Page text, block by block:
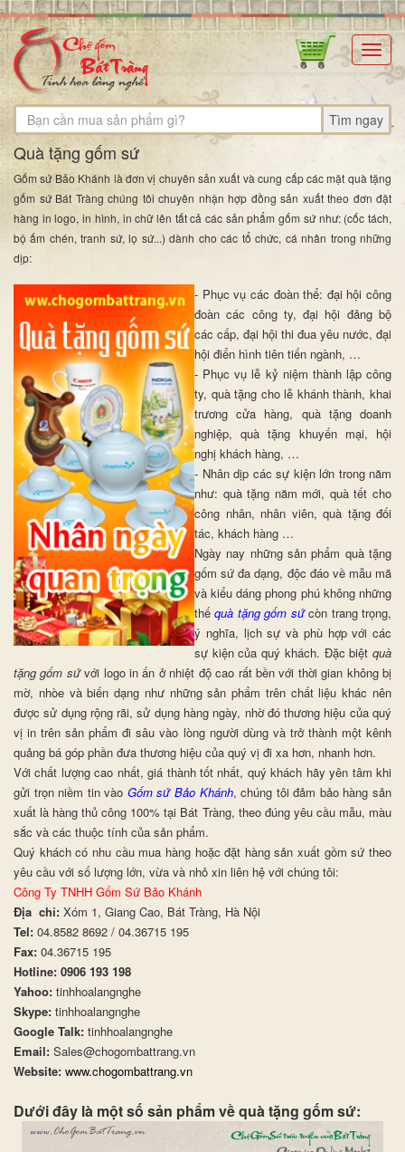
Tìm ngay
Quà tặng gốm sứ
Gốm sứ Bảo Khánh là đơn vị chuyên sản xuất và cung cấp các mặt quà tặng
gốm sứ Bát Tràng chúng tôi chuyên nhận hợp đồng sản xuất theo đơn đặt
hàng in logo, in hình, in chữ lên tất cả các sản phẩm gốm sứ như: (cốc tách,
bộ ấm chén, tranh sứ, lọ sứ...) dành cho các tổ chức, cá nhân trong những
dịp:
- Phục vụ các đoàn thể: đại hội công
đoàn các công ty, đại hội đảng bộ
các cấp, đại hội thi đua yêu nước, đại
hội điển hình tiên tiến ngành, …
- Phục vụ lễ kỷ niệm thành lập công
ty, quà tặng cho lễ khánh thành, khai
trương cửa hàng, quà tặng doanh
nghiệp, quà tặng khuyến mại, hội
nghị khách hàng, …
- Nhân dịp các sự kiện lớn trong năm
như: quà tặng năm mới, quà tết cho
công nhân, nhân viên, quà tặng đối
tác, khách hàng …
Ngày nay những sản phẩm quà tặng
gốm sứ đa dạng, độc đáo về mẫu mã
và kiểu dáng phong phú không những
thếquà tặng gốm sứcòn trang trọng,
ý nghĩa, lịch sự và phù hợp với các
sự kiện của quý khách. Đặc biệt quà
tặng gốm sứvới logo in ấn ở nhiệt độ cao rất bền với thời gian không bị
mờ, nhòe và biến dạng như những sản phẩm trên chất liệu khác nên
được sử dụng rộng rãi, sử dụng hàng ngày, nhờ đó thương hiệu của quý
vị in trên sản phẩm đi sâu vào lòng người dùng và trở thành một kênh
quảng bá góp phần đưa thương hiệu của quý vị đi xa hơn, nhanh hơn.
Với chất lượng cao nhất, giá thành tốt nhất, quý khách hãy yên tâm khi
gửi trọn niềm tin vào Gốm sứ Bảo Khánh, chúng tôi đảm bảo hàng sản
xuất là hàng thủ công 100% tại Bát Tràng, theo đúng yêu cầu mẫu, màu
sắc và các thuộc tính của sản phẩm.
Quý khách có nhu cầu mua hàng hoặc đặt hàng sản xuất gồm sứ theo
yêu cầu với số lượng lớn, vừa và nhỏ xin liên hệ với chúng tôi:
Công Ty TNHH Gốm Sứ Bảo Khánh
Địa chỉ: Xóm 1, Giang Cao, Bát Tràng, Hà Nội
Tel: 04.8582 8692 / 04.36715 195
Fax: 04.36715 195
Hotline: 0906 193 198
Yahoo: tinhhoalangnghe
Skype: tinhhoalangnghe
Google Talk: tinhhoalangnghe
Email: Sales@chogombattrang.vn
Website: www.chogombattrang.vn
Dưới đây là một số sản phẩm về quà tặng gốm sứ: